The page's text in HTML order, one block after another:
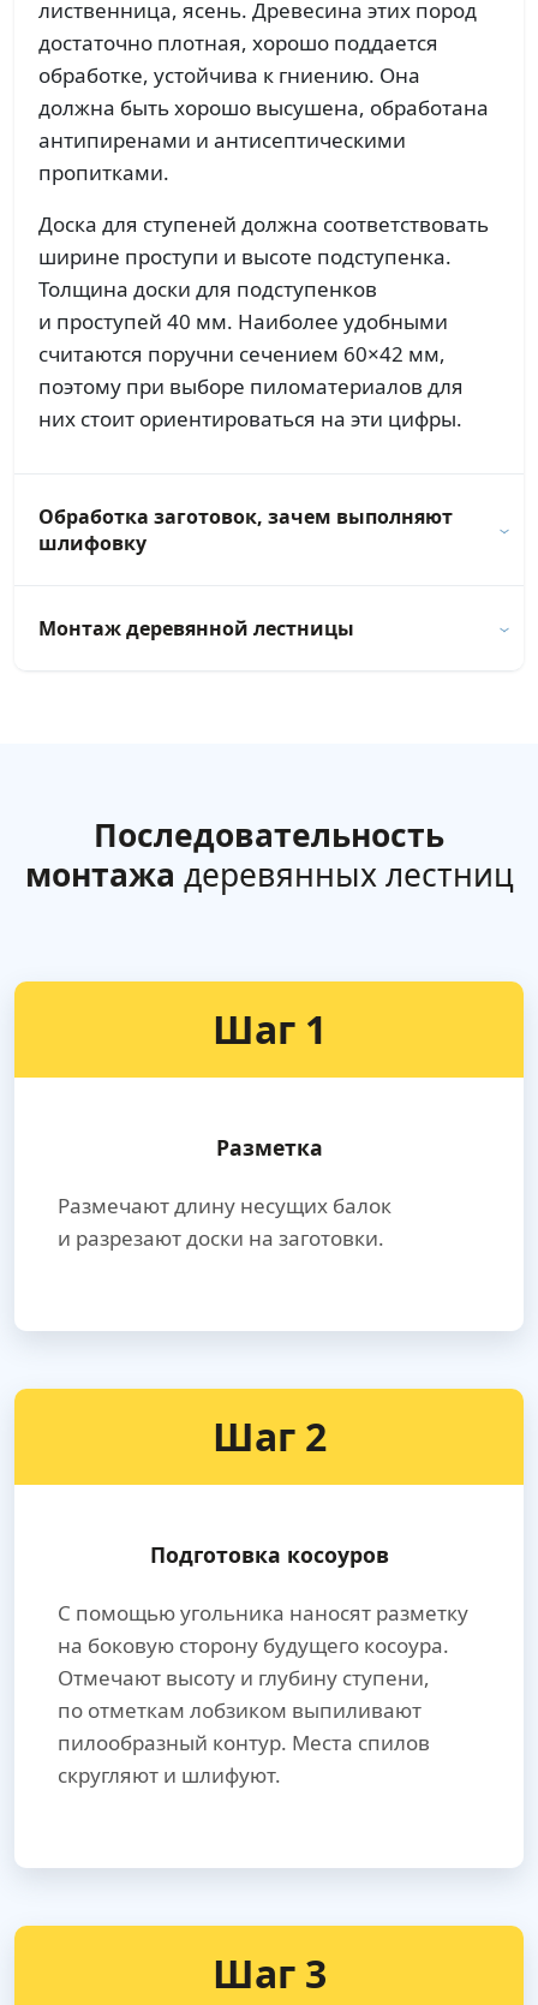
лиственница, ясень. Древесина этих пород
достаточно плотная, хорошо поддается
обработке, устойчива к гниению. Она
должна быть хорошо высушена, обработана
антипиренами и антисептическими
пропитками.
Доска для ступеней должна соответствовать
ширине проступи и высоте подступенка.
Толщина доски для подступенков
и проступей 40 мм. Наиболее удобными
считаются поручни сечением 60×42 мм,
поэтому при выборе пиломатериалов для
них стоит ориентироваться на эти цифры.
Обработка заготовок, зачем выполняют
шлифовку
Монтаж деревянной лестницы
Последовательность
монтажа деревянных лестниц
Шаг 1
Разметка
Размечают длину несущих балок
и разрезают доски на заготовки.
Шаг 2
Подготовка косоуров
С помощью угольника наносят разметку
на боковую сторону будущего косоура.
Отмечают высоту и глубину ступени,
по отметкам лобзиком выпиливают
пилообразный контур. Места спилов
скругляют и шлифуют.
Шаг 3